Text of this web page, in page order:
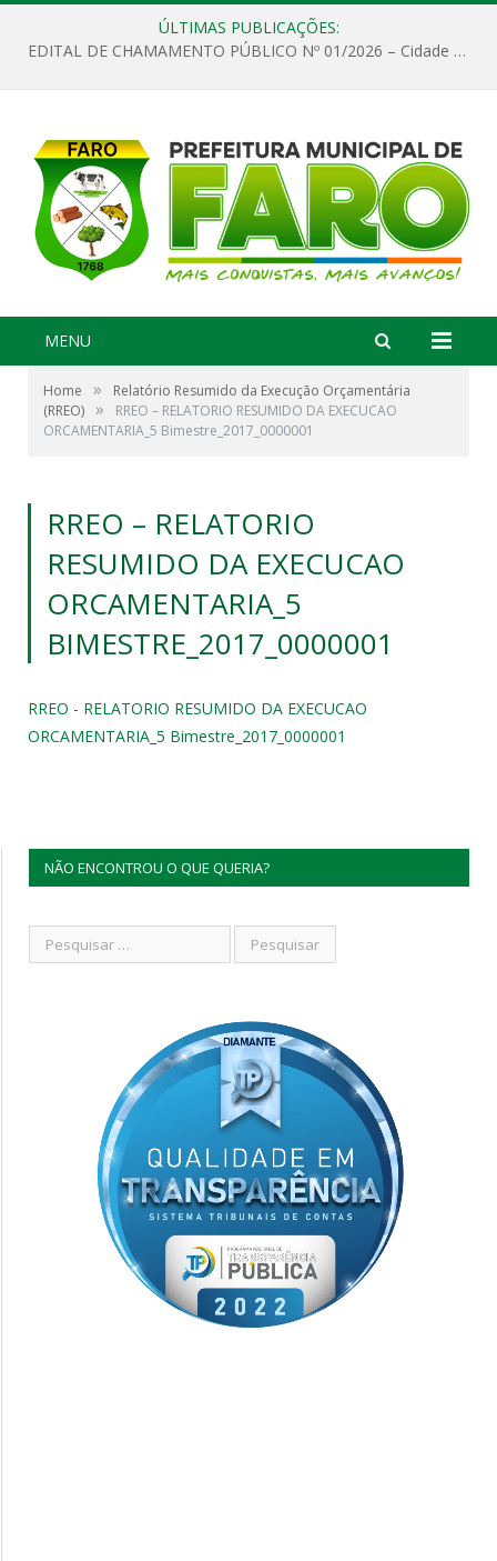
ÚLTIMAS PUBLICAÇÕES:
EDITAL DE CHAMAMENTO PÚBLICO Nº 01/2026 – Cidade de Faro
MENU
Home »
Relatório Resumido da Execução Orçamentária
(RREO) »
RREO – RELATORIO RESUMIDO DA EXECUCAO
ORCAMENTARIA_5 Bimestre_2017_0000001
RREO – RELATORIO
RESUMIDO DA EXECUCAO
ORCAMENTARIA_5
BIMESTRE_2017_0000001
RREO - RELATORIO RESUMIDO DA EXECUCAO
ORCAMENTARIA_5 Bimestre_2017_0000001
NÃO ENCONTROU O QUE QUERIA?